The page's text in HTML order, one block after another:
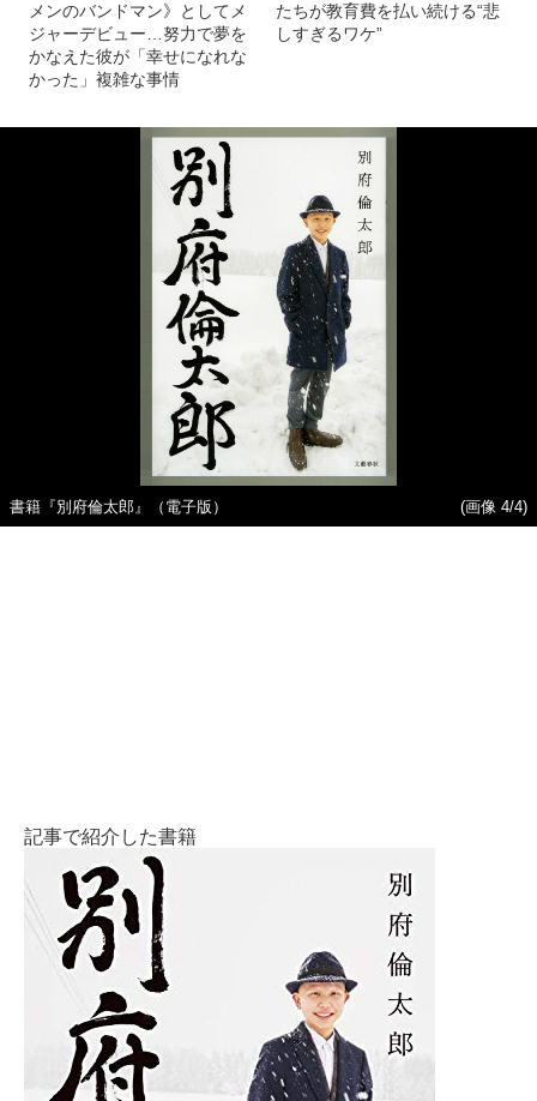
メンのバンドマン》としてメ
ジャーデビュー…努力で夢を
かなえた彼が「幸せになれな
かった」複雑な事情
たちが教育費を払い続ける“悲
しすぎるワケ”
書籍『別府倫太郎』（電子版） (画像 4/4)
記事で紹介した書籍